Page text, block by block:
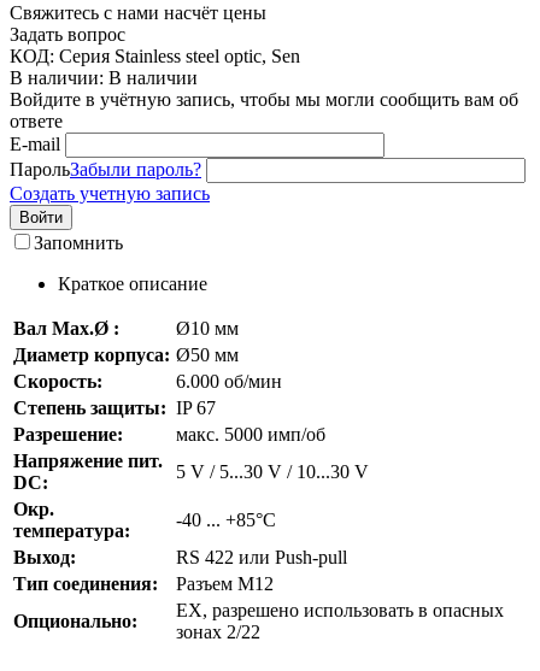
Свяжитесь с нами насчёт цены
Задать вопрос
КОД: Серия Stainless steel optic, Sen
В наличии: В наличии
Войдите в учётную запись, чтобы мы могли сообщить вам об
ответе
E-mail
ПарольЗабыли пароль?
Создать учетную запись
Войти
Запомнить
Краткое описание
Вал Max.Ø :
Ø10 мм
Диаметр корпуса: Ø50 мм
Скорость:
6.000 об/мин
Степень защиты: IP 67
Разрешение:
макс. 5000 имп/об
Напряжение пит.
DC:
5 V / 5...30 V / 10...30 V
Окр.
температура:
-40 ... +85°C
Выход:
RS 422 или Push-pull
Тип соединения:
Разъем M12
Опционально:
EX, разрешено использовать в опасных
зонах 2/22